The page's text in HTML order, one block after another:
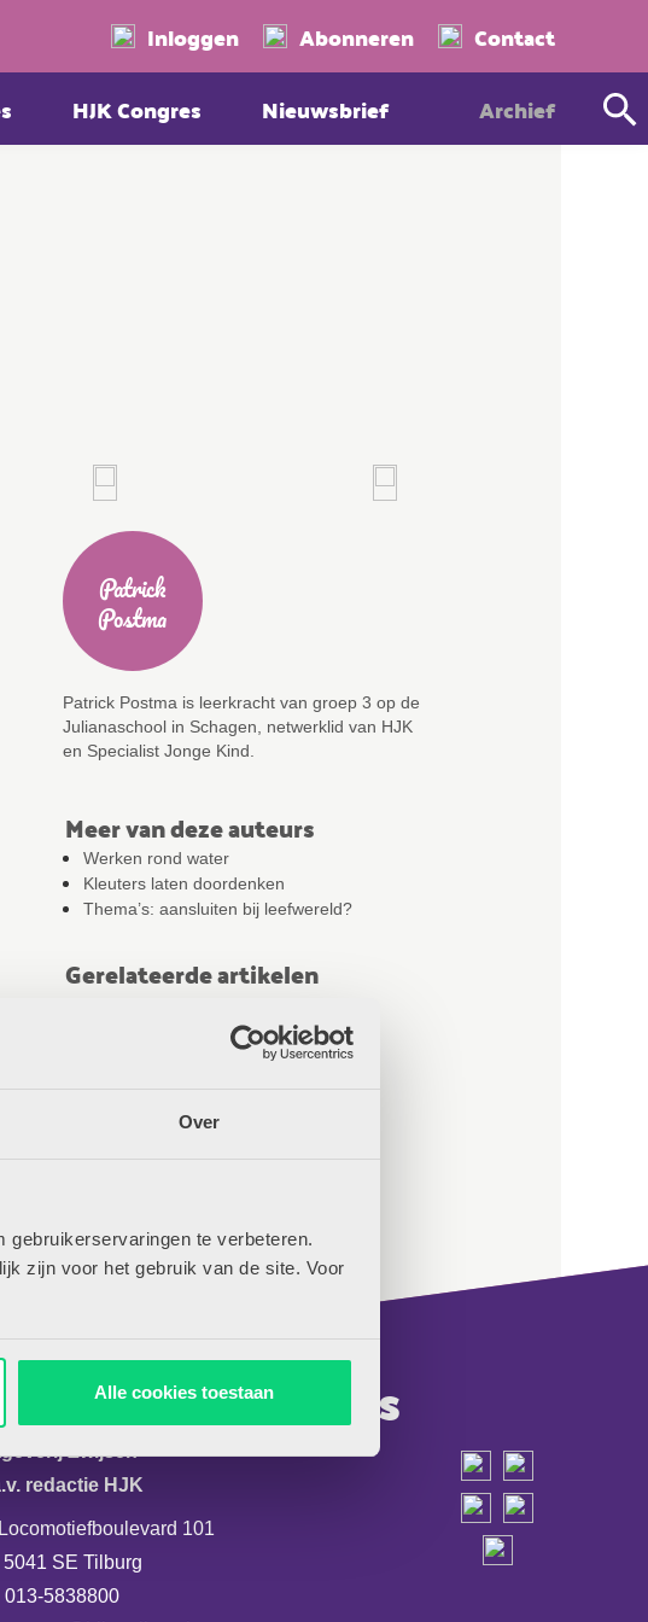
Over
gebruikerservaringen te verbeteren.
zijn voor het gebruik van de site. Voor
Alle cookies toestaan
Inloggen Abonneren
Contact
HJK Congres Nieuwsbrief Archief
Zoeken
Patrick Postma is leerkracht van groep 3 op de
Julianaschool in Schagen, netwerklid van HJK
en Specialist Jonge Kind.
Patrick
Postma
Meer van deze auteurs
Werken rond water
Kleuters laten doordenken
Thema’s: aansluiten bij leefwereld?
Gerelateerde artikelen
Spelend verbinden op vele manieren
redactie HJK
Locomotiefboulevard 101
5041 SE Tilburg
013-5838800